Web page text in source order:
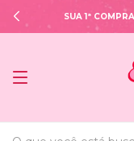
SUA 1ª